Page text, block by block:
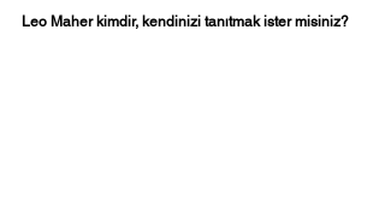
Leo Maher kimdir, kendinizi tanıtmak ister misiniz?